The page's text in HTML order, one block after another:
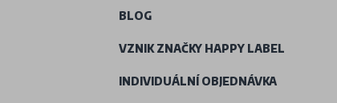
BLOG
VZNIK ZNAČKY HAPPY LABEL
INDIVIDUÁLNÍ OBJEDNÁVKA